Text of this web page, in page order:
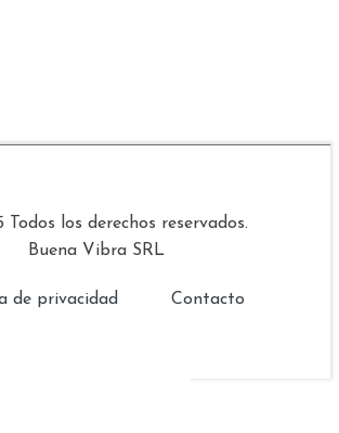
los derechos reservados.
Buena Vibra SRL
de privacidad Contacto